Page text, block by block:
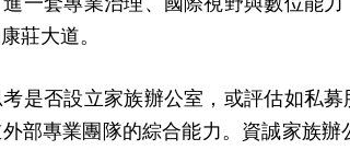
莊大道。
是否設立家族辦公室，或評估如私
部專業團隊的綜合能力。資誠家族